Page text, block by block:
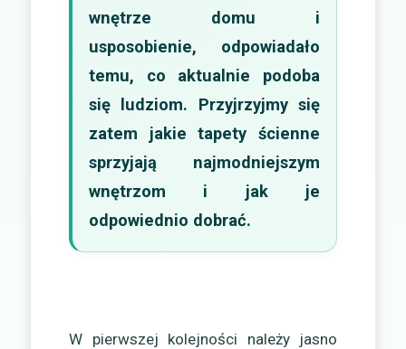
wnętrze domu i
usposobienie, odpowiadało
temu, co aktualnie podoba
się ludziom. Przyjrzyjmy się
zatem jakie tapety ścienne
sprzyjają najmodniejszym
wnętrzom i jak je
odpowiednio dobrać.
W pierwszej kolejności należy jasno